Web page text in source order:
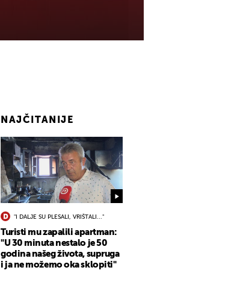
NAJČITANIJE
"I DALJE SU PLESALI, VRIŠTALI..."
Turisti mu zapalili apartman:
"U 30 minuta nestalo je 50
godina našeg života, supruga
i ja ne možemo oka sklopiti"